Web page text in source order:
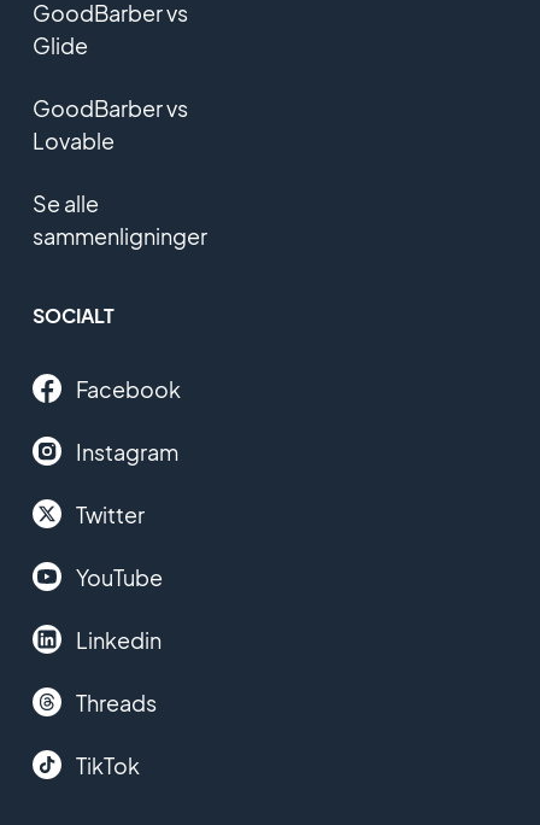
GoodBarber vs
Glide
GoodBarber vs
Lovable
Se alle
sammenligninger
SOCIALT
Facebook
Instagram
Twitter
YouTube
Linkedin
Threads
TikTok